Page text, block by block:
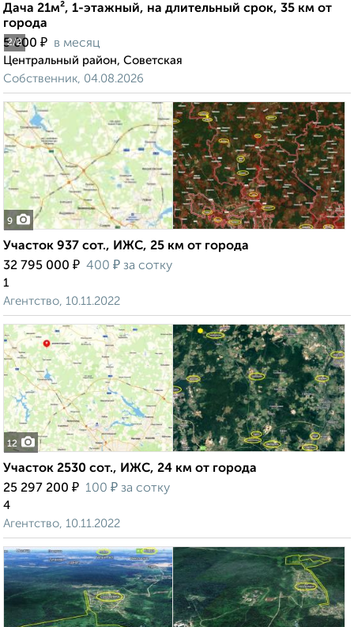
2/2
Дача 21м², 1-этажный, на длительный срок, 35 км от
города
5 000 ₽ в месяц
Центральный район, Советская
Собственник, 04.08.2026
9
Участок 937 сот., ИЖС, 25 км от города
32 795 000 ₽ 400 ₽ за сотку
1
Агентство, 10.11.2022
12
Участок 2530 сот., ИЖС, 24 км от города
25 297 200 ₽ 100 ₽ за сотку
4
Агентство, 10.11.2022